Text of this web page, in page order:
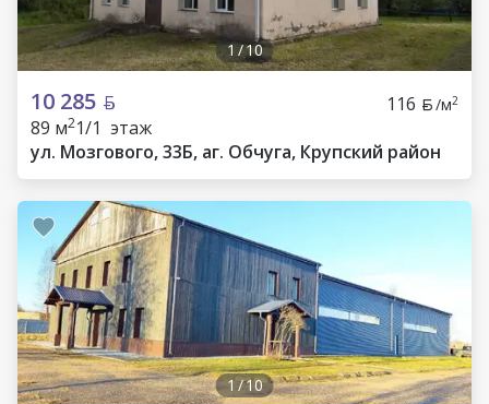
1/10
10 285 116 /м2
89 м21/1 этаж
ул. Мозгового, 33Б, аг. Обчуга, Крупский район
1/10